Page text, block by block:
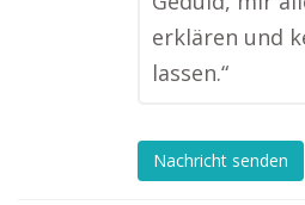
erklären und
lassen.“
Nachricht senden